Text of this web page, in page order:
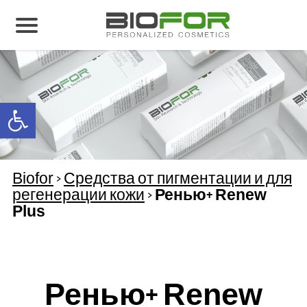
Open toolbar
О нас
Продукция
Результаты лечения
Свяжитесь с нами
Biofor > Средства от пигментации и для
регенерации кожи > Ренью+ Renew
Plus
Ренью+ Renew